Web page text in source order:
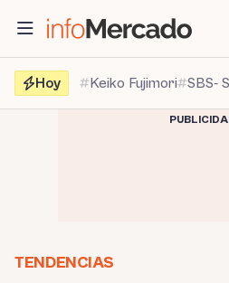
contenido
Hoy
Keiko Fujimori SBS-
TENDENCIAS